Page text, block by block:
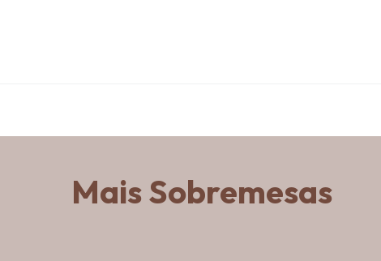
Mais Sobremesas